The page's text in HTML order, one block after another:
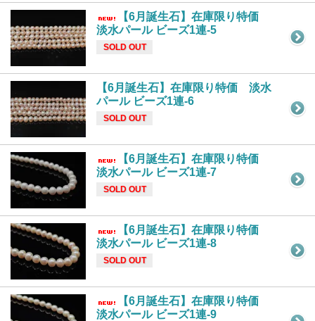
【6月誕生石】在庫限り特価
淡水パール ビーズ1連-5
SOLD OUT
【6月誕生石】在庫限り特価 淡水
パール ビーズ1連-6
SOLD OUT
【6月誕生石】在庫限り特価
淡水パール ビーズ1連-7
SOLD OUT
【6月誕生石】在庫限り特価
淡水パール ビーズ1連-8
SOLD OUT
【6月誕生石】在庫限り特価
淡水パール ビーズ1連-9